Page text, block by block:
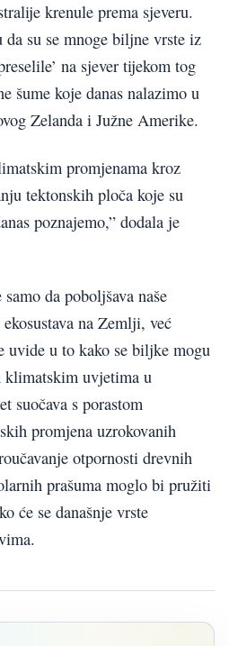
krenule prema sjeveru.
su se mnoge biljne vrste iz
na sjever tijekom tog
šume koje danas nalazimo u
Zelanda i Južne Amerike.
promjenama kroz
tektonskih ploča koje su
poznajemo,” dodala je
da poboljšava naše
na Zemlji, već
uvide u to kako se biljke mogu
uvjetima u
suočava s porastom
promjena uzrokovanih
otpornosti drevnih
prašuma moglo bi pružiti
će se današnje vrste